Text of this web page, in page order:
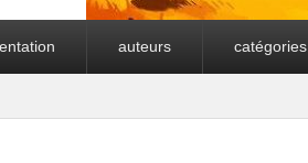
auteurs catégories